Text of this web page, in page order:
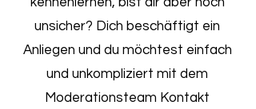
unsicher? Dich beschäftigt ein
Anliegen und du möchtest einfach
und unkompliziert mit dem
Moderationsteam Kontakt